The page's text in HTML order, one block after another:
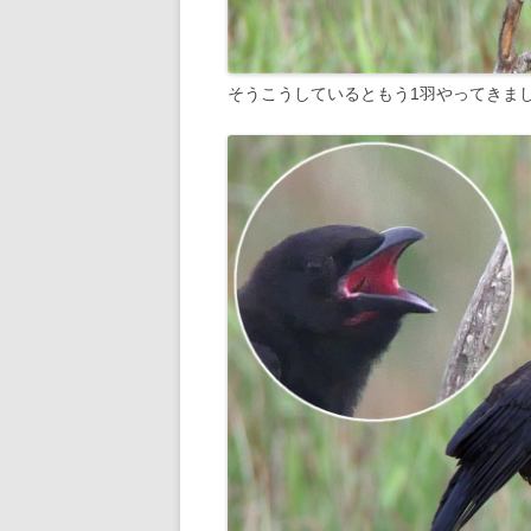
そうこうしているともう1羽やってきま